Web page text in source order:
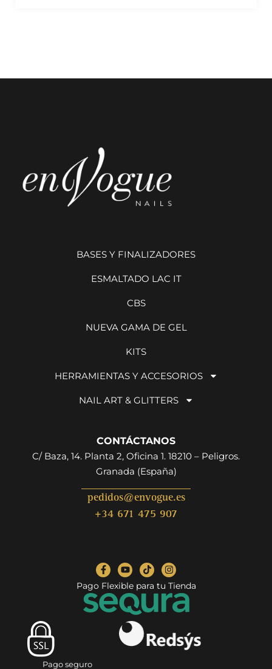
BASES Y FINALIZADORES
ESMALTADO LAC IT
CBS
NUEVA GAMA DE GEL
KITS
HERRAMIENTAS Y ACCESORIOS
NAIL ART & GLITTERS
CONTÁCTANOS
C/ Baza, 14. Planta 2, Oficina 1. 18210 – Peligros.
Granada (España)
pedidos@envogue.es
+34 671 475 907
Pago Flexible para tu Tienda
Pago seguro